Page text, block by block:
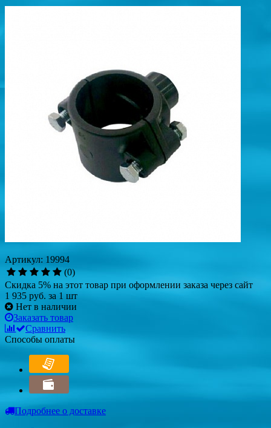
Артикул: 19994
(0)
Скидка 5% на этот товар при оформлении заказа через сайт
1 935 руб. за 1 шт
Нет в наличии
Заказать товар
Сравнить
Способы оплаты
Подробнее о доставке